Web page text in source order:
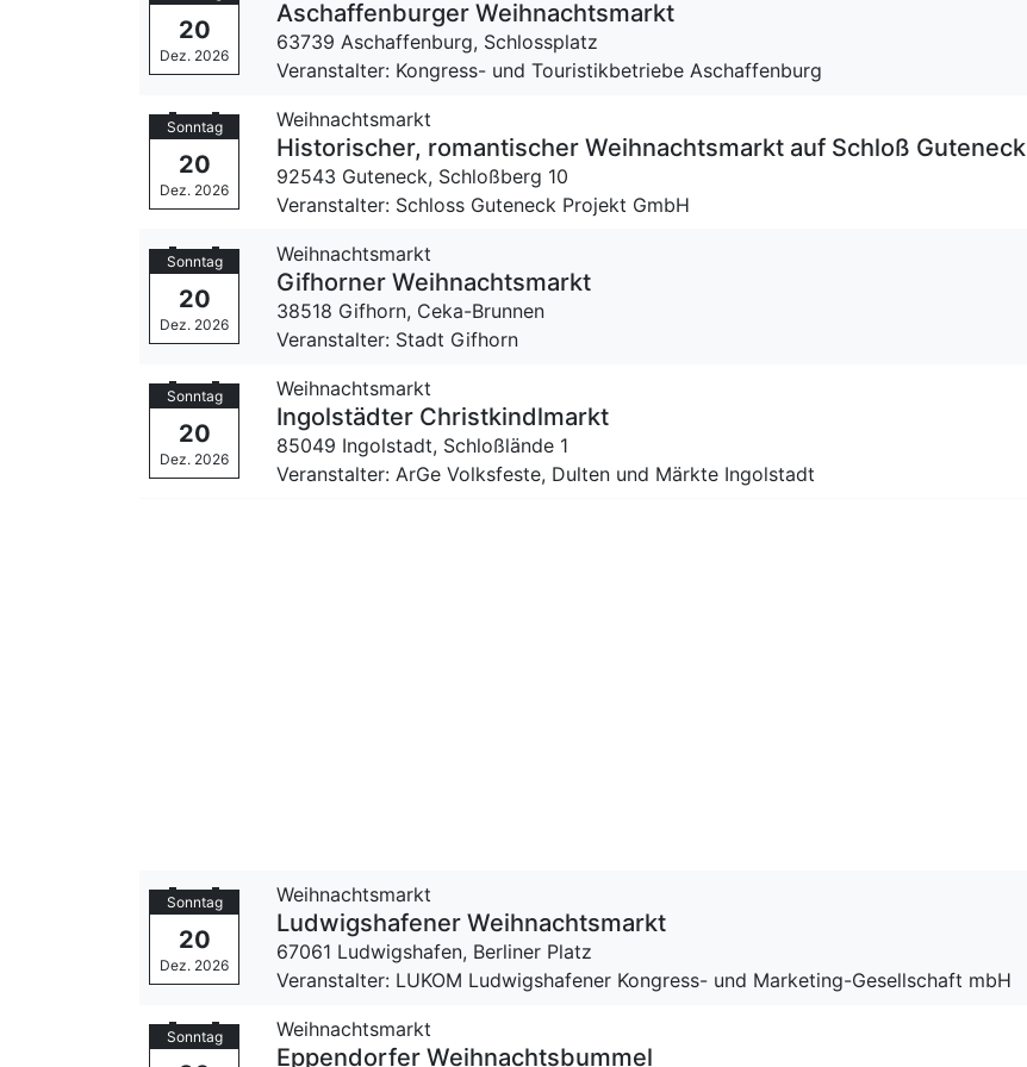
20
Dez. 2026
Aschaffenburger Weihnachtsmarkt
63739 Aschaffenburg, Schlossplatz
Veranstalter: Kongress- und Touristikbetriebe Aschaffenburg
Sonntag
20
Dez. 2026
Weihnachtsmarkt
Historischer, romantischer Weihnachtsmarkt auf Schloß Guteneck
92543 Guteneck, Schloßberg 10
Veranstalter: Schloss Guteneck Projekt GmbH
Sonntag
20
Dez. 2026
Weihnachtsmarkt
Gifhorner Weihnachtsmarkt
38518 Gifhorn, Ceka-Brunnen
Veranstalter: Stadt Gifhorn
Sonntag
20
Dez. 2026
Weihnachtsmarkt
Ingolstädter Christkindlmarkt
85049 Ingolstadt, Schloßlände 1
Veranstalter: ArGe Volksfeste, Dulten und Märkte Ingolstadt
Sonntag
20
Dez. 2026
Weihnachtsmarkt
Ludwigshafener Weihnachtsmarkt
67061 Ludwigshafen, Berliner Platz
Veranstalter: LUKOM Ludwigshafener Kongress- und Marketing-Gesellschaft mbH
Sonntag Weihnachtsmarkt
Eppendorfer Weihnachtsbummel